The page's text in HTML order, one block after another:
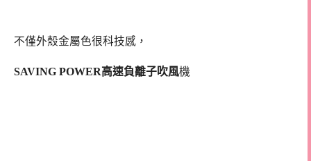
不僅外殼金屬色很科技感，
SAVING POWER高速負離子吹風機